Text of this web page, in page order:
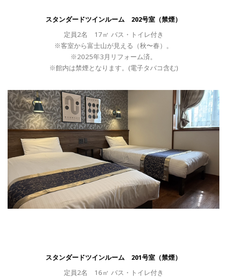
スタンダードツインルーム 202号室（禁煙）
定員2名 17㎡ バス・トイレ付き
※客室から富士山が見える（秋〜春）。
※2025年3月リフォーム済。
※館内は禁煙となります。(電子タバコ含む)
スタンダードツインルーム 201号室（禁煙）
定員2名 16㎡ バス・トイレ付き